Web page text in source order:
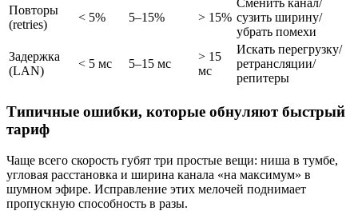
Повторы
(retries)
< 5% 5–15% > 15%
Сменить канал/
сузить ширину/
убрать помехи
Задержка
(LAN)
< 5 мс 5–15 мс
> 15
мс
Искать перегрузку/
ретрансляции/
репитеры
Типичные ошибки, которые обнуляют быстрый
тариф
Чаще всего скорость губят три простые вещи: ниша в тумбе,
угловая расстановка и ширина канала «на максимум» в
шумном эфире. Исправление этих мелочей поднимает
пропускную способность в разы.